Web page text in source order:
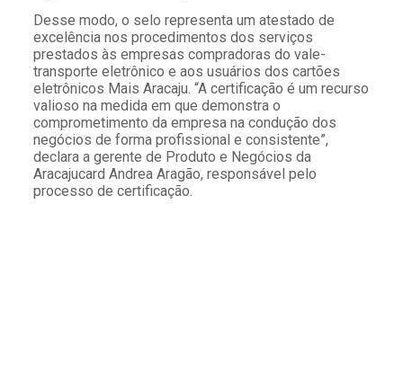
Desse modo, o selo representa um atestado de
excelência nos procedimentos dos serviços
prestados às empresas compradoras do vale-
transporte eletrônico e aos usuários dos cartões
eletrônicos Mais Aracaju. “A certificação é um recurso
valioso na medida em que demonstra o
comprometimento da empresa na condução dos
negócios de forma profissional e consistente”,
declara a gerente de Produto e Negócios da
Aracajucard Andrea Aragão, responsável pelo
processo de certificação.